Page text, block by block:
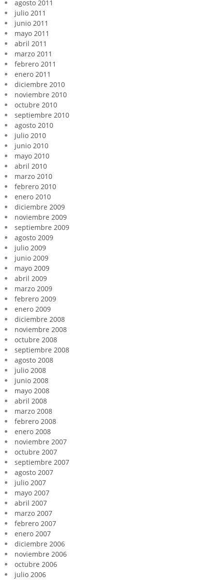
agosto 2011
julio 2011
junio 2011
mayo 2011
abril 2011
marzo 2011
febrero 2011
enero 2011
diciembre 2010
noviembre 2010
octubre 2010
septiembre 2010
agosto 2010
julio 2010
junio 2010
mayo 2010
abril 2010
marzo 2010
febrero 2010
enero 2010
diciembre 2009
noviembre 2009
septiembre 2009
agosto 2009
julio 2009
junio 2009
mayo 2009
abril 2009
marzo 2009
febrero 2009
enero 2009
diciembre 2008
noviembre 2008
octubre 2008
septiembre 2008
agosto 2008
julio 2008
junio 2008
mayo 2008
abril 2008
marzo 2008
febrero 2008
enero 2008
noviembre 2007
octubre 2007
septiembre 2007
agosto 2007
julio 2007
mayo 2007
abril 2007
marzo 2007
febrero 2007
enero 2007
diciembre 2006
noviembre 2006
octubre 2006
julio 2006